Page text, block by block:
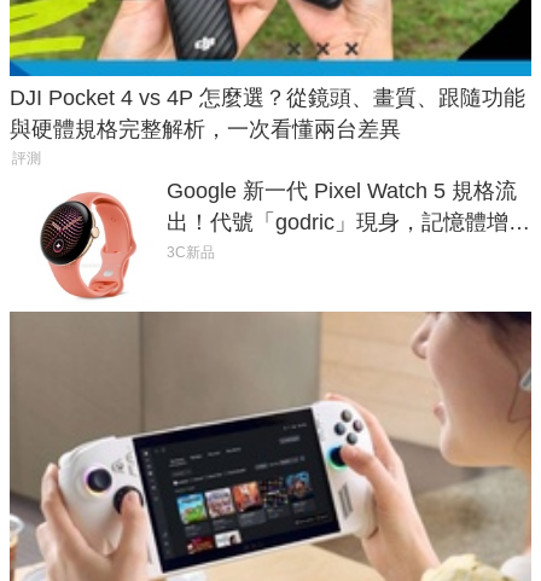
DJI Pocket 4 vs 4P 怎麼選？從鏡頭、畫質、跟隨功能
與硬體規格完整解析，一次看懂兩台差異
評測
Google 新一代 Pixel Watch 5 規格流
出！代號「godric」現身，記憶體增強
鎖定 AI 應用
3C新品